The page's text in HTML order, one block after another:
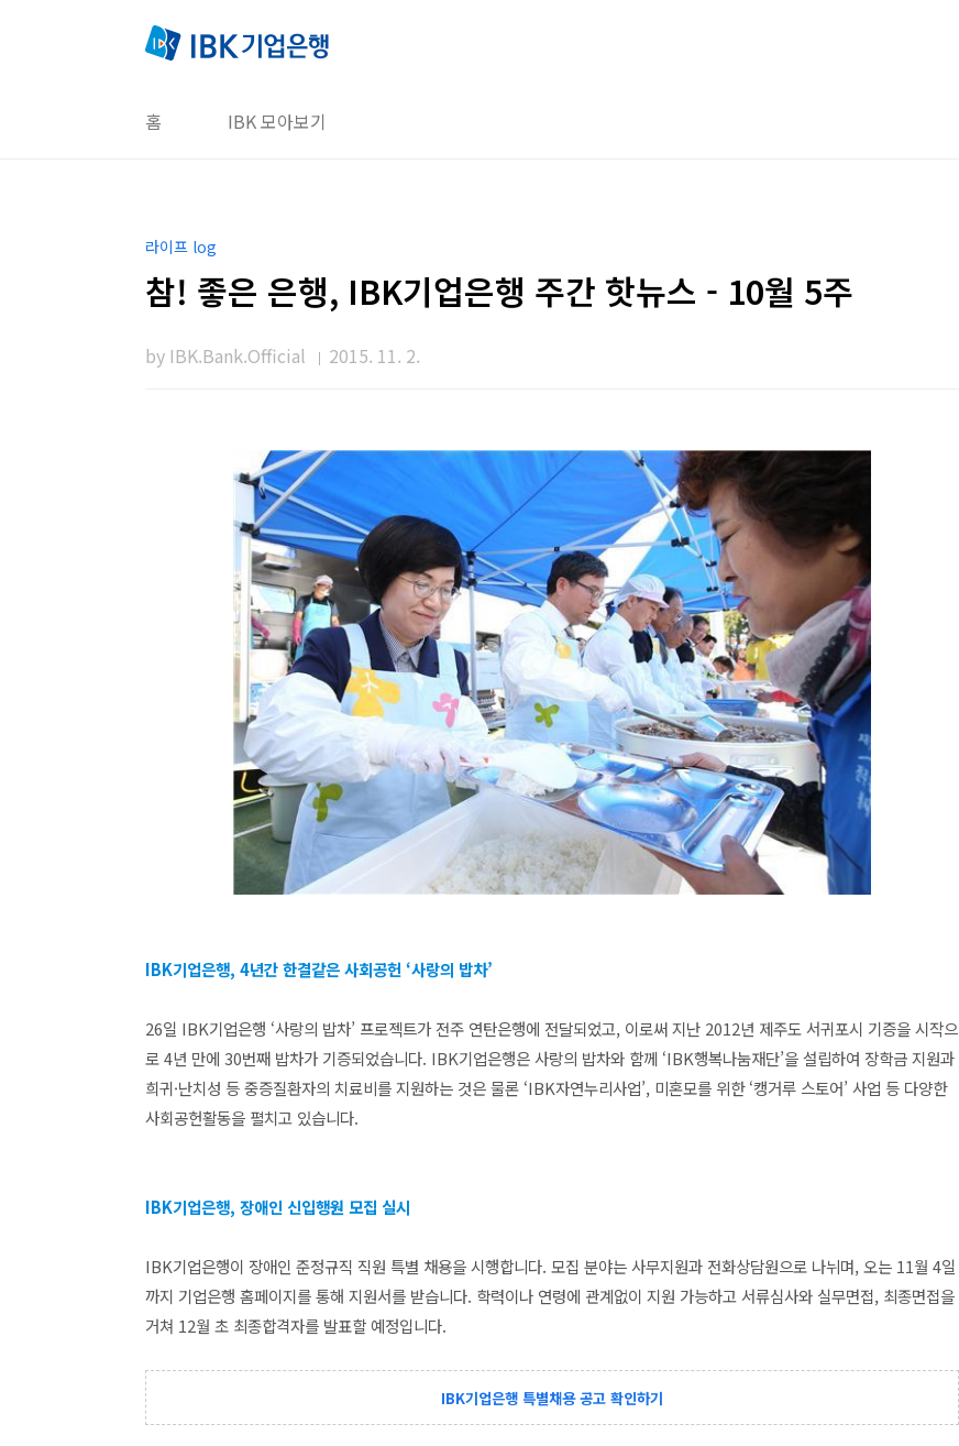
홈 IBK 모아보기
라이프 log
참! 좋은 은행, IBK기업은행 주간 핫뉴스 - 10월 5주
by IBK.Bank.Official 2015. 11. 2.
IBK기업은행, 4년간 한결같은 사회공헌 ‘사랑의 밥차’
26일 IBK기업은행 ‘사랑의 밥차’ 프로젝트가 전주 연탄은행에 전달되었고, 이로써 지난 2012년 제주도 서귀포시 기증을 시작으
로 4년 만에 30번째 밥차가 기증되었습니다. IBK기업은행은 사랑의 밥차와 함께 ‘IBK행복나눔재단’을 설립하여 장학금 지원과
희귀·난치성 등 중증질환자의 치료비를 지원하는 것은 물론 ‘IBK자연누리사업’, 미혼모를 위한 ‘캥거루 스토어’ 사업 등 다양한
사회공헌활동을 펼치고 있습니다.
IBK기업은행, 장애인 신입행원 모집 실시
IBK기업은행이 장애인 준정규직 직원 특별 채용을 시행합니다. 모집 분야는 사무지원과 전화상담원으로 나뉘며, 오는 11월 4일
까지 기업은행 홈페이지를 통해 지원서를 받습니다. 학력이나 연령에 관계없이 지원 가능하고 서류심사와 실무면접, 최종면접을
거쳐 12월 초 최종합격자를 발표할 예정입니다.
IBK기업은행 특별채용 공고 확인하기